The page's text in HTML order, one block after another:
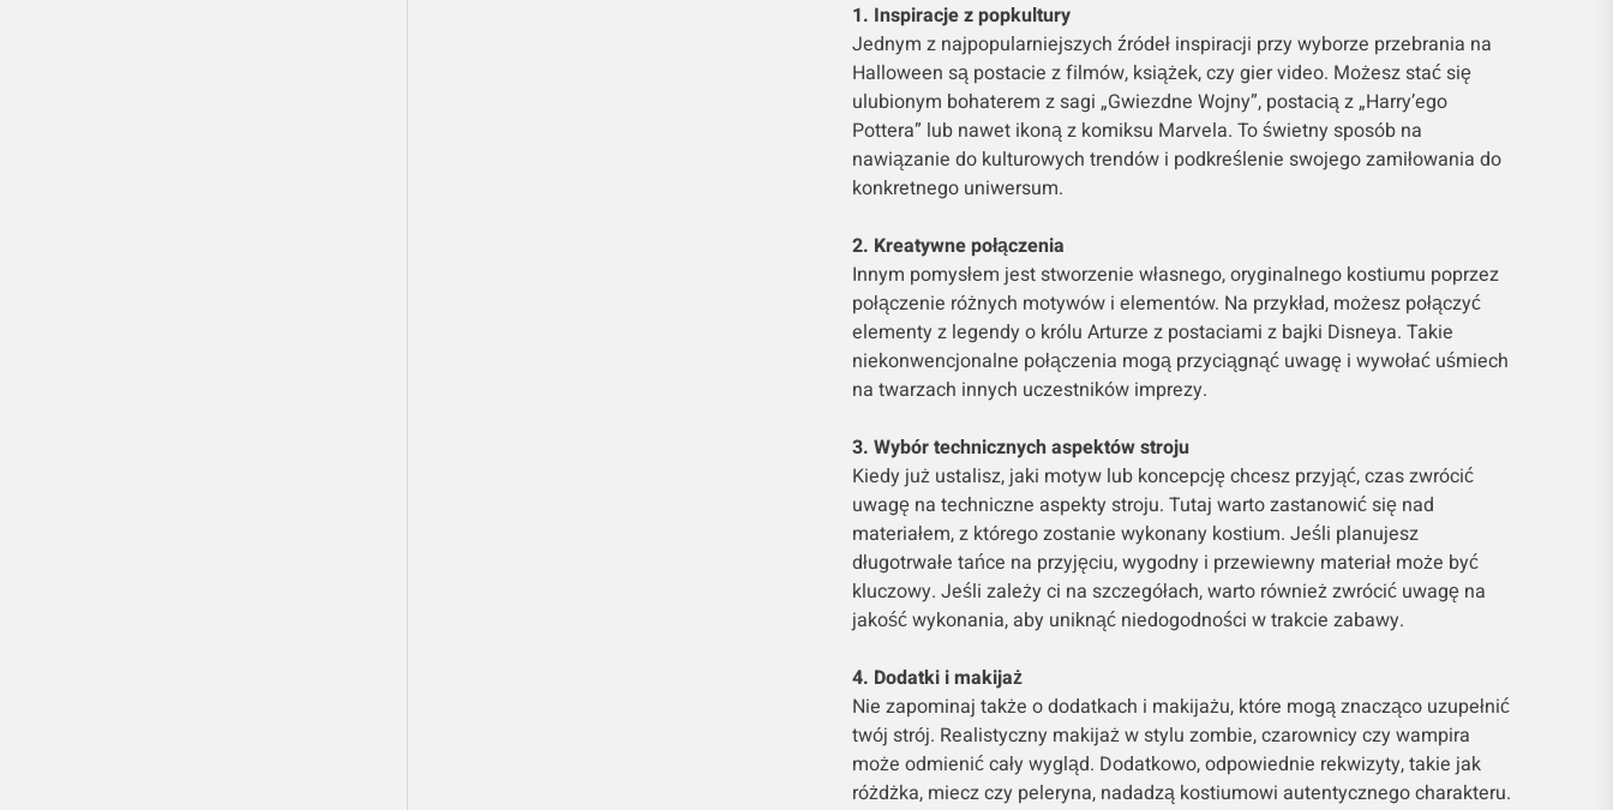
1. Inspiracje z popkultury
Jednym z najpopularniejszych źródeł inspiracji przy wyborze przebrania na
Halloween są postacie z filmów, książek, czy gier video. Możesz stać się
ulubionym bohaterem z sagi „Gwiezdne Wojny”, postacią z „Harry’ego
Pottera” lub nawet ikoną z komiksu Marvela. To świetny sposób na
nawiązanie do kulturowych trendów i podkreślenie swojego zamiłowania do
konkretnego uniwersum.
2. Kreatywne połączenia
Innym pomysłem jest stworzenie własnego, oryginalnego kostiumu poprzez
połączenie różnych motywów i elementów. Na przykład, możesz połączyć
elementy z legendy o królu Arturze z postaciami z bajki Disneya. Takie
niekonwencjonalne połączenia mogą przyciągnąć uwagę i wywołać uśmiech
na twarzach innych uczestników imprezy.
3. Wybór technicznych aspektów stroju
Kiedy już ustalisz, jaki motyw lub koncepcję chcesz przyjąć, czas zwrócić
uwagę na techniczne aspekty stroju. Tutaj warto zastanowić się nad
materiałem, z którego zostanie wykonany kostium. Jeśli planujesz
długotrwałe tańce na przyjęciu, wygodny i przewiewny materiał może być
kluczowy. Jeśli zależy ci na szczegółach, warto również zwrócić uwagę na
jakość wykonania, aby uniknąć niedogodności w trakcie zabawy.
4. Dodatki i makijaż
Nie zapominaj także o dodatkach i makijażu, które mogą znacząco uzupełnić
twój strój. Realistyczny makijaż w stylu zombie, czarownicy czy wampira
może odmienić cały wygląd. Dodatkowo, odpowiednie rekwizyty, takie jak
różdżka, miecz czy peleryna, nadadzą kostiumowi autentycznego charakteru.